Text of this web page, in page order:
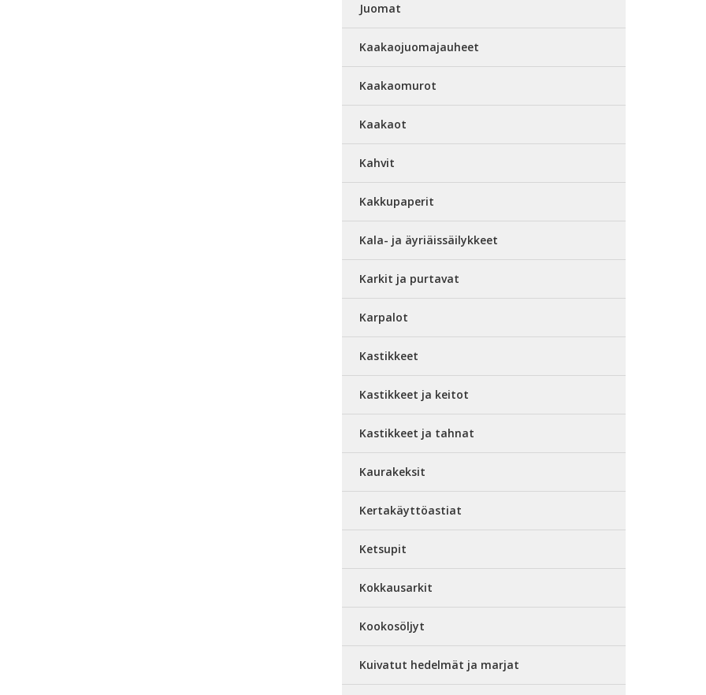
Juomat
Kaakaojuomajauheet
Kaakaomurot
Kaakaot
Kahvit
Kakkupaperit
Kala- ja äyriäissäilykkeet
Karkit ja purtavat
Karpalot
Kastikkeet
Kastikkeet ja keitot
Kastikkeet ja tahnat
Kaurakeksit
Kertakäyttöastiat
Ketsupit
Kokkausarkit
Kookosöljyt
Kuivatut hedelmät ja marjat